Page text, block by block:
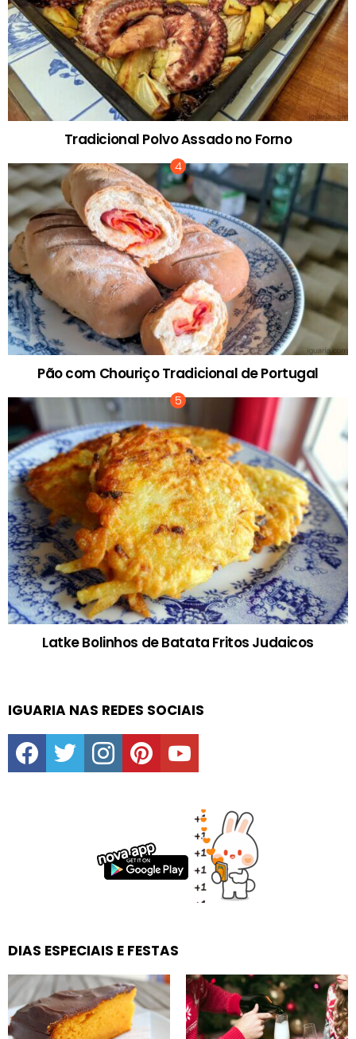
Tradicional Polvo Assado no Forno
Pão com Chouriço Tradicional de Portugal
Latke Bolinhos de Batata Fritos Judaicos
IGUARIA NAS REDES SOCIAIS
facebooktwitter instagrampinterestyoutube
DIAS ESPECIAIS E FESTAS